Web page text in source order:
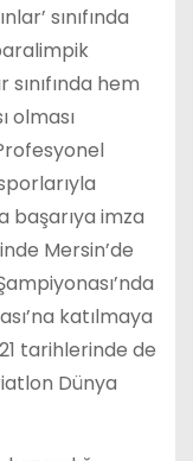
sınıfında
hem
olması
başarıya imza
Mersin’de
katılmaya
tarihlerinde de
Dünya